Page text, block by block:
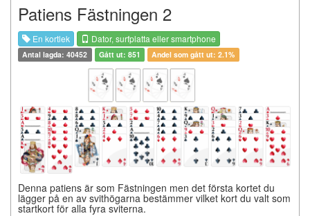
Patiens Fästningen 2
En kortlek Dator, surfplatta eller smartphone
Antal lagda: 40452 Gått ut: 851 Andel som gått ut: 2.1%
Denna patiens är som Fästningen men det första kortet du
lägger på en av svithögarna bestämmer vilket kort du valt som
startkort för alla fyra sviterna.